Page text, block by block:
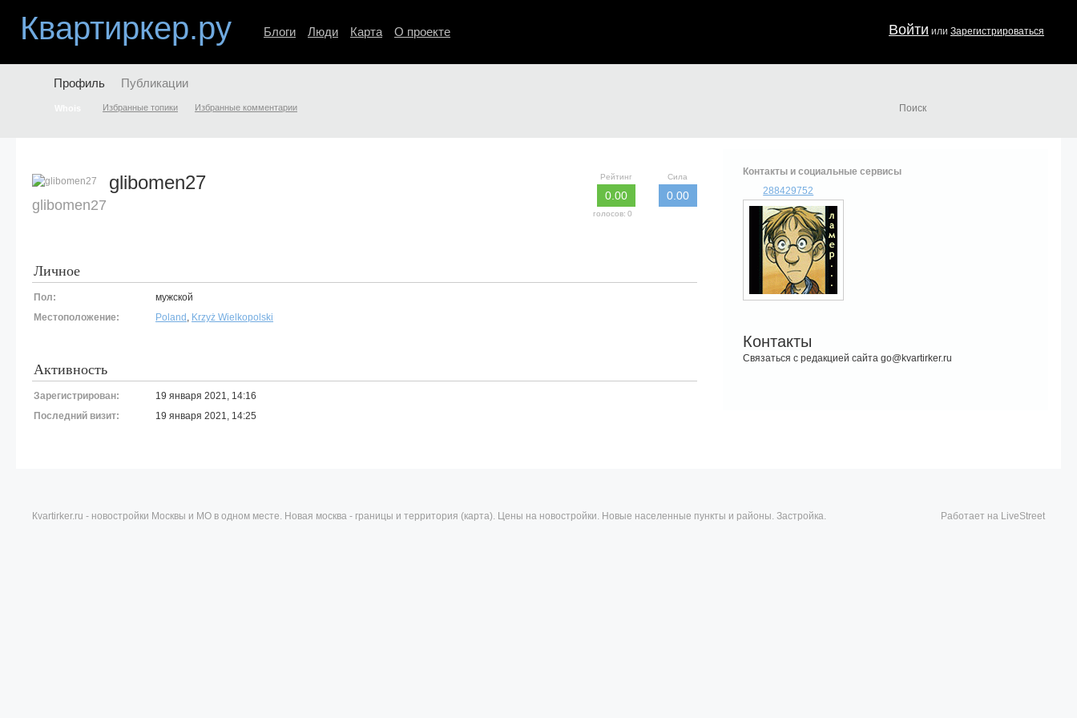
Квартиркер.ру Блоги Люди Карта О проекте Войти или Зарегистрироваться
Профиль
Избранные топики Избранные комментарии
Публикации
Сила
0.00
Рейтинг
0.00
голосов: 0
glibomen27
glibomen27
Личное
Пол:
мужской
Местоположение:
Poland , Krzyż Wielkopolski
Активность
Зарегистрирован:
19 января 2021, 14:16
Последний визит:
19 января 2021, 14:25
Контакты и социальные сервисы
288429752
Контакты
Связаться с редакцией сайта go@kvartirker.ru
Работает на LiveStreet
Кvartirker.ru - новостройки Москвы и МО в одном месте. Новая москва - границы и территория (карта). Цены на новостройки. Новые населенные пункты и районы. Застройка.